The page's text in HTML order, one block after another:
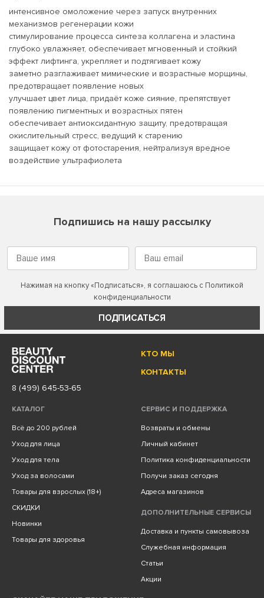
интенсивное омоложение через запуск внутренних
механизмов регенерации кожи
стимулирование процесса синтеза коллагена и эластина
глубоко увлажняет, обеспечивает мгновенный и стойкий
эффект лифтинга, укрепляет и подтягивает кожу
заметно разглаживает мимические и возрастные морщины,
предотвращает появление новых
улучшает цвет лица, придаёт коже сияние, препятствует
появлению пигментных и возрастных пятен
обеспечивает антиоксидантную защиту, предотвращая
окислительный стресс, ведущий к старению
защищает кожу от фотостарения, нейтрализуя вредное
воздействие ультрафиолета
Подпишись на нашу рассылку
Нажимая на кнопку «Подписаться», я соглашаюсь с Политикой
конфиденциальности
ПОДПИСАТЬСЯ
КТО МЫ
КОНТАКТЫ
8 (499) 645-53-65
КАТАЛОГ
Всё до 200 рублей
Уход для лица
Уход для тела
Уход за волосами
Товары для взрослых (18+)
СКИДКИ
Новинки
Товары для здоровья
СЕРВИС И ПОДДЕРЖКА
Возвраты и обмены
Личный кабинет
Политика конфиденциальности
Получи заказ сегодня
Адреса магазинов
ДОПОЛНИТЕЛЬНЫЕ СЕРВИСЫ
Доставка и пункты самовывоза
Служебная информация
Статьи
Акции